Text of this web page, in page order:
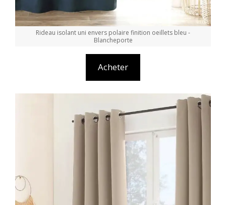
Rideau isolant uni envers polaire finition oeillets bleu -
Blancheporte
Acheter